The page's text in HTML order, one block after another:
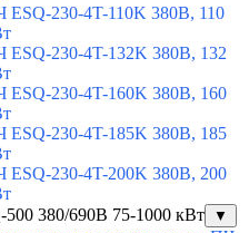
ESQ-230-4T-110K 380В, 110
ESQ-230-4T-132K 380В, 132
ESQ-230-4T-160K 380В, 160
ESQ-230-4T-185K 380В, 185
ESQ-230-4T-200K 380В, 200
380/690В 75-1000 кВт
▼